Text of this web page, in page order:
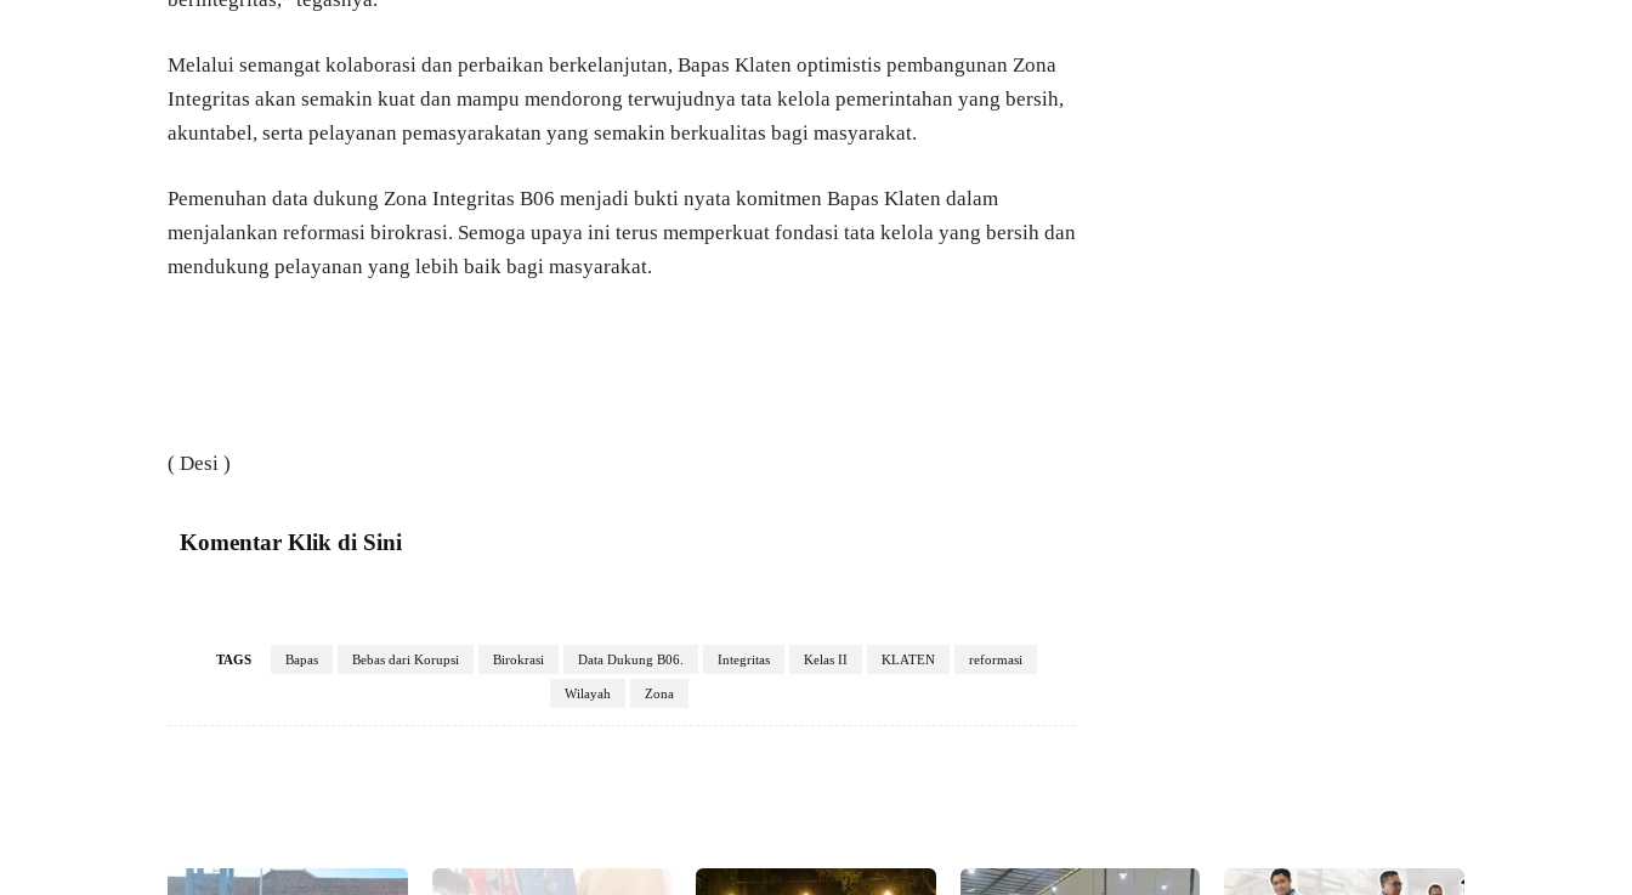
Melalui semangat kolaborasi dan perbaikan berkelanjutan, Bapas Klaten optimistis pembangunan Zona
Integritas akan semakin kuat dan mampu mendorong terwujudnya tata kelola pemerintahan yang bersih,
akuntabel, serta pelayanan pemasyarakatan yang semakin berkualitas bagi masyarakat.
Pemenuhan data dukung Zona Integritas B06 menjadi bukti nyata komitmen Bapas Klaten dalam
menjalankan reformasi birokrasi. Semoga upaya ini terus memperkuat fondasi tata kelola yang bersih dan
mendukung pelayanan yang lebih baik bagi masyarakat.
( Desi )
Komentar Klik di Sini
TAGS Bapas Bebas dari Korupsi Birokrasi Data Dukung B06. Integritas Kelas II KLATEN reformasi
Wilayah ​Zona